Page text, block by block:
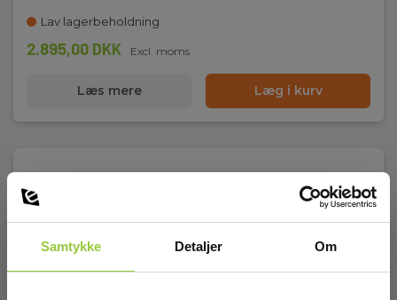
Samtykke Detaljer Om
Lav lagerbeholdning
2.895,00 DKK Excl. moms
Læs mere Læg i kurv